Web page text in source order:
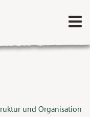
und Organisation